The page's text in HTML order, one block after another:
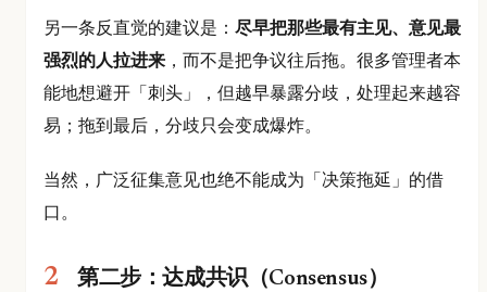
另一条反直觉的建议是： 尽早把那些最有主见、意见最
强烈的人拉进来 ，而不是把争议往后拖。很多管理者本
能地想避开「刺头」，但越早暴露分歧，处理起来越容
易；拖到最后，分歧只会变成爆炸。
当然，广泛征集意见也绝不能成为「决策拖延」的借
口。
第二步：达成共识（Consensus）